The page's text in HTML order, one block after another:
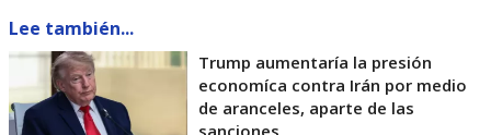
Lee también...
Trump aumentaría la presión
economíca contra Irán por medio
de aranceles, aparte de las